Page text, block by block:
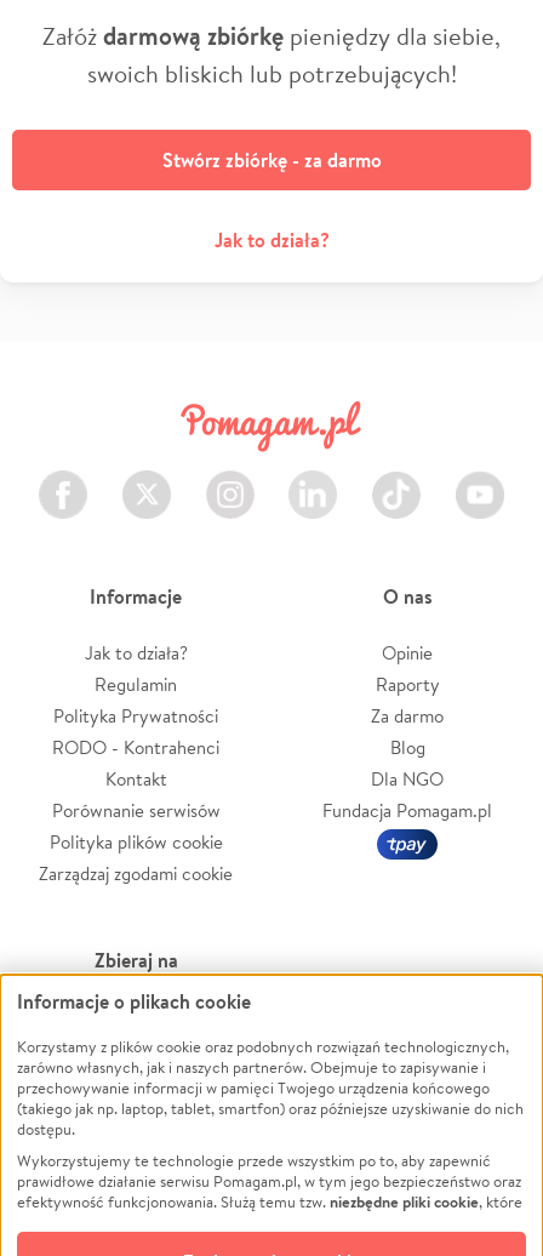
Załóżdarmową zbiórkę pieniędzy dla siebie,
swoich bliskich lub potrzebujących!
Stwórz zbiórkę - za darmo
Jak to działa?
Facebook Twitter Instagram LinkedIn TikTok Youtube
Informacje
Jak to działa?
Regulamin
Polityka Prywatności
RODO - Kontrahenci
Kontakt
Porównanie serwisów
Polityka plików cookie
Zarządzaj zgodami cookie
O nas
Opinie
Raporty
Za darmo
Blog
Dla NGO
Fundacja Pomagam.pl
Zbieraj na
Leczenie
Zwierzęta
Pożar
Ukraina
Pomoc Finansowa
Projekty
Pogrzeb
Powódź
Wichura
NGO
Edukacja
Podróż
Impreza
Informacje o plikach cookie
Korzystamy z plików cookie oraz podobnych rozwiązań technologicznych,
zarówno własnych, jak i naszych partnerów. Obejmuje to zapisywanie i
przechowywanie informacji w pamięci Twojego urządzenia końcowego
(takiego jak np. laptop, tablet, smartfon) oraz późniejsze uzyskiwanie do nich
dostępu.
Wykorzystujemy te technologie przede wszystkim po to, aby zapewnić
prawidłowe działanie serwisu Pomagam.pl, w tym jego bezpieczeństwo oraz
efektywność funkcjonowania. Służą temu tzw.niezbędne pliki cookie, które